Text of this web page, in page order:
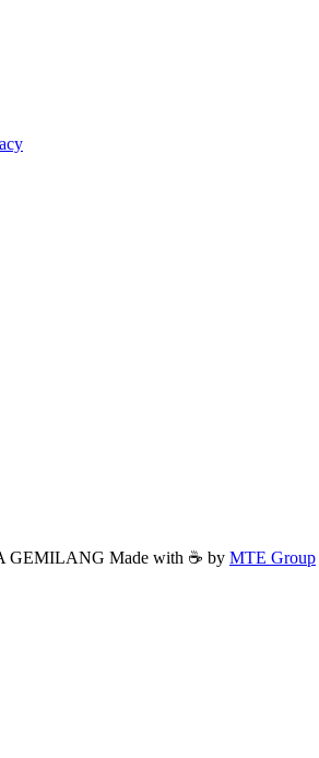
GEMILANG Made with ☕ by MTE Group